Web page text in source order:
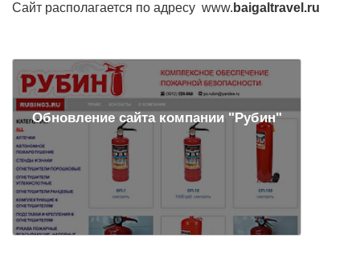
Сайт располагается по адресу www. baigaltravel.ru
Обновление сайта компании "Рубин"